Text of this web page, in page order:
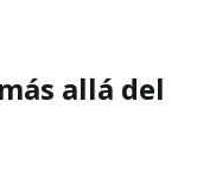
allá del